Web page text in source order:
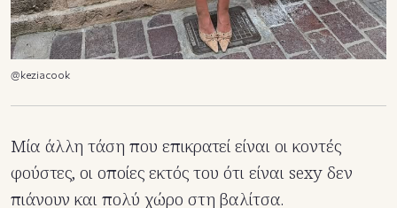
@keziacook
Μία άλλη τάση που επικρατεί είναι οι κοντές
φούστες, οι οποίες εκτός του ότι είναι sexy δεν
πιάνουν και πολύ χώρο στη βαλίτσα.